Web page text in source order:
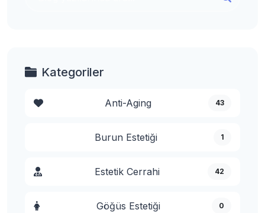
Kategoriler
Anti-Aging 43
Burun Estetiği 1
Estetik Cerrahi 42
Göğüs Estetiği 0